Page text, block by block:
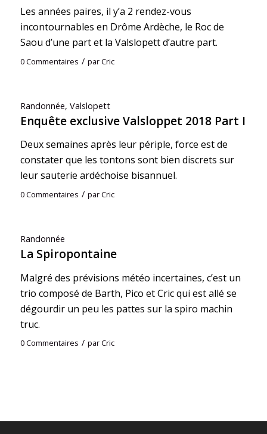
Les années paires, il y’a 2 rendez-vous
incontournables en Drôme Ardèche, le Roc de
Saou d’une part et la Valslopett d’autre part.
0 Commentaires / parCric
Randonnée, Valslopett
Enquête exclusive Valsloppet 2018 Part I
Deux semaines après leur périple, force est de
constater que les tontons sont bien discrets sur
leur sauterie ardéchoise bisannuel.
0 Commentaires / parCric
Randonnée
La Spiropontaine
Malgré des prévisions météo incertaines, c’est un
trio composé de Barth, Pico et Cric qui est allé se
dégourdir un peu les pattes sur la spiro machin
truc.
0 Commentaires / parCric